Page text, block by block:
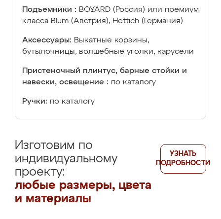
Подъемники : BOYARD (Россия) или премиум
класса Blum (Австрия), Hettich (Германия)
Аксессуары: Выкатные корзины,
бутылочницы, волшебные уголки, карусели
Пристеночный плинтус, барные стойки и
навески, освещение : по каталогу
Ручки: по каталогу
Изготовим по
индивидуальному
проекту:
любые размеры, цвета
и материалы
УЗНАТЬ
ПОДРОБНОСТИ